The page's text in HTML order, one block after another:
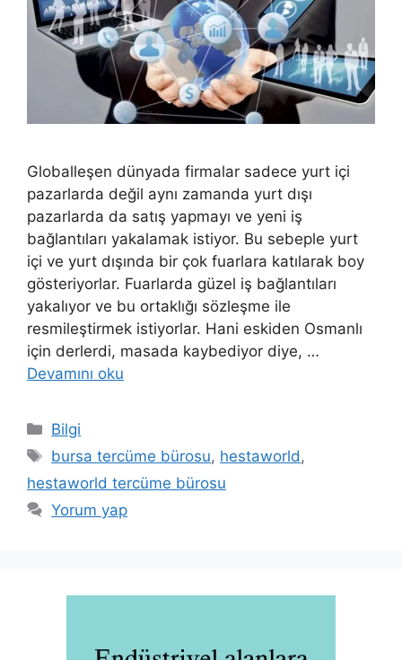
Globalleşen dünyada firmalar sadece yurt içi
pazarlarda değil aynı zamanda yurt dışı
pazarlarda da satış yapmayı ve yeni iş
bağlantıları yakalamak istiyor. Bu sebeple yurt
içi ve yurt dışında bir çok fuarlara katılarak boy
gösteriyorlar. Fuarlarda güzel iş bağlantıları
yakalıyor ve bu ortaklığı sözleşme ile
resmileştirmek istiyorlar. Hani eskiden Osmanlı
için derlerdi, masada kaybediyor diye, …
Devamını oku
Kategoriler
Bilgi
Etiketler
bursa tercüme bürosu, hestaworld ,
hestaworld tercüme bürosu
Yorum yap